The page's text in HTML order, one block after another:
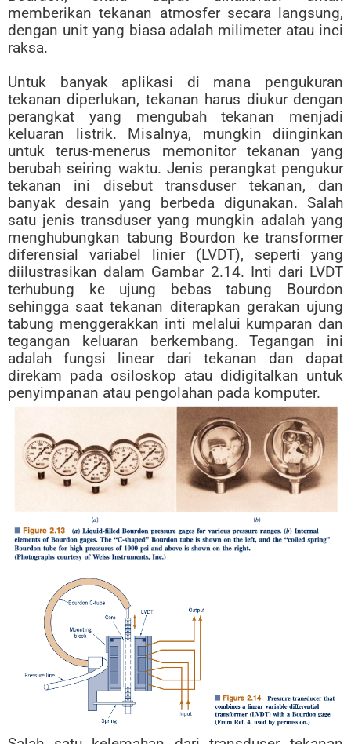
memberikan tekanan atmosfer secara langsung,
dengan unit yang biasa adalah milimeter atau inci
raksa.
Untuk banyak aplikasi di mana pengukuran
tekanan diperlukan, tekanan harus diukur dengan
perangkat yang mengubah tekanan menjadi
keluaran listrik. Misalnya, mungkin diinginkan
untuk terus-menerus memonitor tekanan yang
berubah seiring waktu. Jenis perangkat pengukur
tekanan ini disebut transduser tekanan, dan
banyak desain yang berbeda digunakan. Salah
satu jenis transduser yang mungkin adalah yang
menghubungkan tabung Bourdon ke transformer
diferensial variabel linier (LVDT), seperti yang
diilustrasikan dalam Gambar 2.14. Inti dari LVDT
terhubung ke ujung bebas tabung Bourdon
sehingga saat tekanan diterapkan gerakan ujung
tabung menggerakkan inti melalui kumparan dan
tegangan keluaran berkembang. Tegangan ini
adalah fungsi linear dari tekanan dan dapat
direkam pada osiloskop atau didigitalkan untuk
penyimpanan atau pengolahan pada komputer.